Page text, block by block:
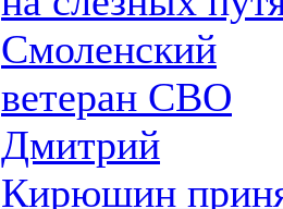
Смоленский
ветеран СВО
Дмитрий
Кирюшин